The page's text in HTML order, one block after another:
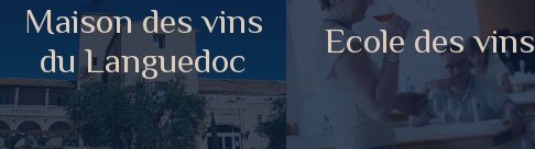
Maison des vins
du Languedoc
Ecole des vins